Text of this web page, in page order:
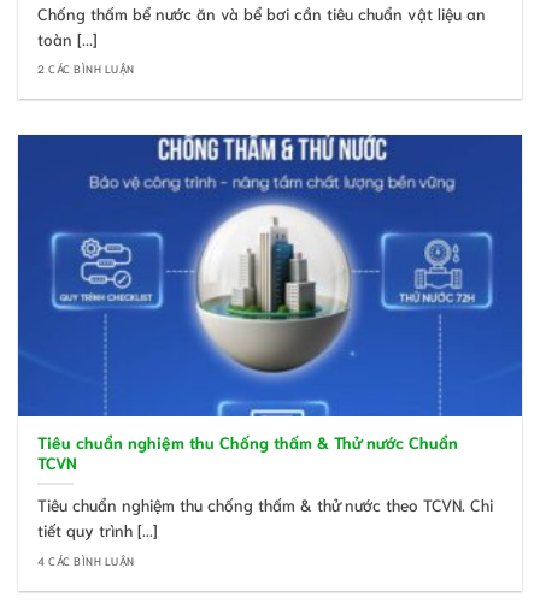
Chống thấm bể nước ăn và bể bơi cần tiêu chuẩn vật liệu an
toàn [...]
2 CÁC BÌNH LUẬN
Tiêu chuẩn nghiệm thu Chống thấm & Thử nước Chuẩn
TCVN
Tiêu chuẩn nghiệm thu chống thấm & thử nước theo TCVN. Chi
tiết quy trình [...]
4 CÁC BÌNH LUẬN